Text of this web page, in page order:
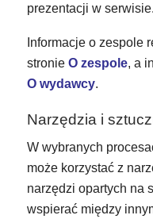
prezentacji w serwisie.
Informacje o zespole
stronie O zespole, a
O wydawcy.
Narzędzia i
W wybranych
może korzystać z
narzędzi opartych na
wspierać między